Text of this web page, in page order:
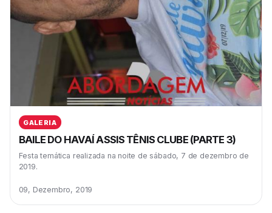
GALERIA
BAILE DO HAVAÍ ASSIS TÊNIS CLUBE (PARTE 3)
Festa temática realizada na noite de sábado, 7 de dezembro de
2019.
09, Dezembro, 2019